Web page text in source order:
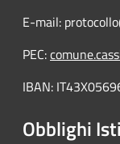
E-mail:
PEC:
IBAN:
Obblighi